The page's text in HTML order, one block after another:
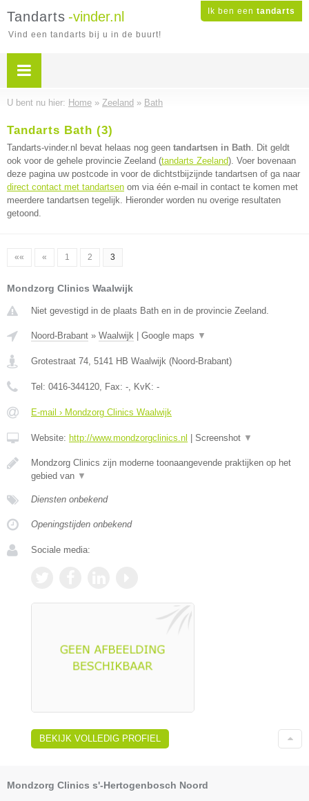
Ik ben een tandarts
Tandarts -vinder.nl
Vind een tandarts bij u in de buurt!
U bent nu hier: Home » Zeeland » Bath
Tandarts Bath (3)
Tandarts-vinder.nl bevat helaas nog geen tandartsen in Bath. Dit geldt
ook voor de gehele provincie Zeeland (tandarts Zeeland). Voer bovenaan
deze pagina uw postcode in voor de dichtstbijzijnde tandartsen of ga naar
direct contact met tandartsen om via één e-mail in contact te komen met
meerdere tandartsen tegelijk. Hieronder worden nu overige resultaten
getoond.
«« « 1 2 3
Mondzorg Clinics Waalwijk
Niet gevestigd in de plaats Bath en in de provincie Zeeland.
Noord-Brabant » Waalwijk Google maps ▼
Grotestraat 74, 5141 HB Waalwijk (Noord-Brabant)
Tel: 0416-344120, Fax: -, KvK: -
E-mail › Mondzorg Clinics Waalwijk
Website: http://www.mondzorgclinics.nl Screenshot ▼
Mondzorg Clinics zijn moderne toonaangevende praktijken op het
gebied van ▼
Diensten onbekend
Openingstijden onbekend
Sociale media:
BEKIJK VOLLEDIG PROFIEL
Mondzorg Clinics s'-Hertogenbosch Noord